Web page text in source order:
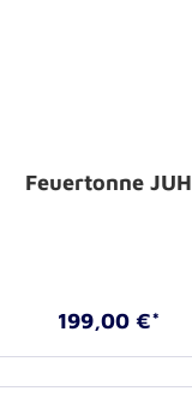
Feuertonne JUH
199,00 €*